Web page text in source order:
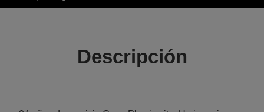
Descripción